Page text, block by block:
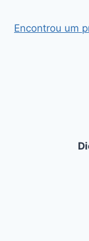
Encontrou um